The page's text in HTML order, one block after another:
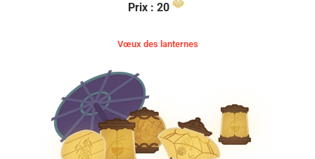
Prix : 20
Vœux des lanternes